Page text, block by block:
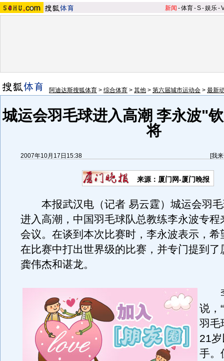
新闻 -体育-S-娱乐-
阿迪达斯搜狐体育 > 综合体育 > 其他 > 第六届城市运动会 > 最新
城运会羽毛球进入高潮 李永波"
将
2007年10月17日15:38 [我
来源：厦门网-厦门晚报
本报武汉电（记者 易云霆）城运会羽毛
进入高潮，中国羽毛球队总教练李永波专程
会议。在谈到本次比赛时，李永波表示，希
在比赛中打出世界级的比赛，并专门提到了
龚伟杰和谌龙。
李
说，
羽毛
21
手。